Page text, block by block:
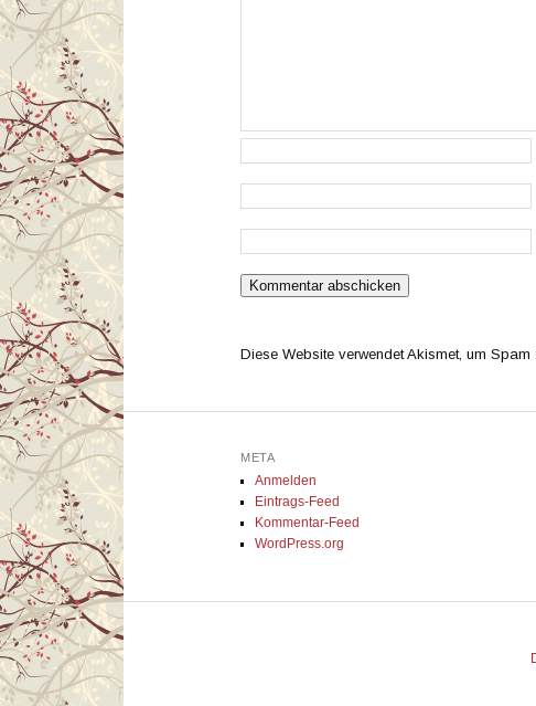
Diese Website verwendet Akismet, um Spam
META
Anmelden
Eintrags-Feed
Kommentar-Feed
WordPress.org